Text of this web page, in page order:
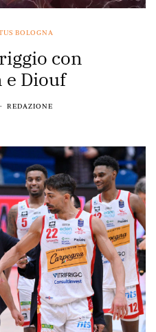
BOLOGNA
con
e Diouf
REDAZIONE